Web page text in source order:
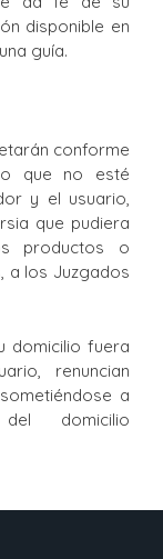
disponible en
guía.
conforme
que no esté
y el usuario,
que pudiera
productos o
a los Juzgados
domicilio fuera
renuncian
a
domicilio